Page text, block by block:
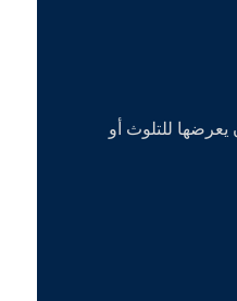
يعرضها للتلوث أو